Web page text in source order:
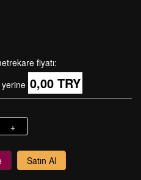
fiyatı:
yerine 0,00 TRY
+
Satın Al